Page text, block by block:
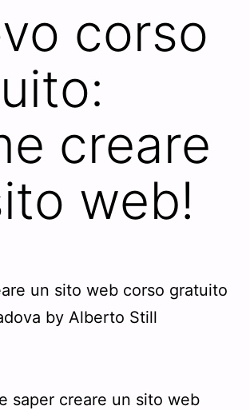
corso
creare
web!
saper creare un sito web